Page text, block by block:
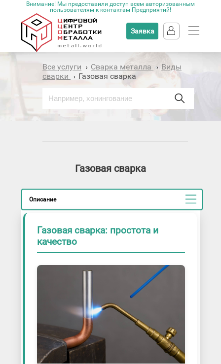
Внимание! Мы предоставили доступ всем авторизованным
пользователям к контактам Предприятий!
Заявка
Все услуги › Сварка металла › Виды
сварки
› Газовая сварка
Газовая сварка
Описание
Газовая сварка: простота и
качество